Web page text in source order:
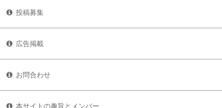
投稿募集
広告掲載
お問合わせ
本サイトの趣旨とメンバー